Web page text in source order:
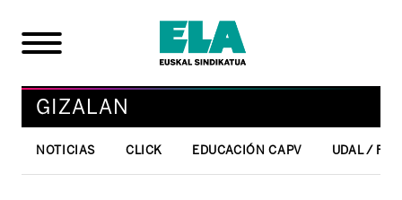
GIZALAN
NOTICIAS CLICK EDUCACIÓN CAPV UDAL /